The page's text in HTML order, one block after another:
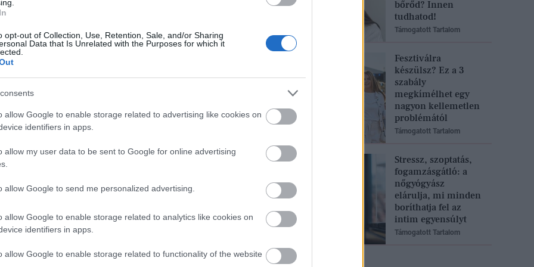
opt-out of Collection, Use, Retention, Sale, and/or Sharing
Data that Is Unrelated with the Purposes for which it
allow Google to enable storage related to advertising like cookies on
identifiers in apps.
allow my user data to be sent to Google for online advertising
allow Google to send me personalized advertising.
allow Google to enable storage related to analytics like cookies on
identifiers in apps.
allow Google to enable storage related to functionality of the website
a hazai könnyűzenében.
élő adásban mutatta be az
különleges online ünneplés
új lemezét, amit az
megtalálsz:
bőrőd? Innen
tudhatod!
Támogatott Tartalom
Fesztiválra
készülsz? Ez a 3
szabály
megkímélhet egy
nagyon kellemetlen
problémától
Támogatott Tartalom
Stressz, szoptatás,
fogamzásgátló: a
nőgyógyász
elárulja, mi minden
boríthatja fel az
intim egyensúlyt
Támogatott Tartalom